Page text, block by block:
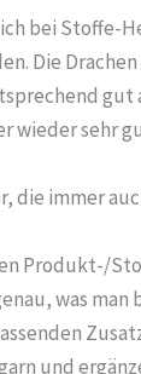
bei Stoffe-
Die
gut
wieder sehr
die immer
Produkt-/
was man
und